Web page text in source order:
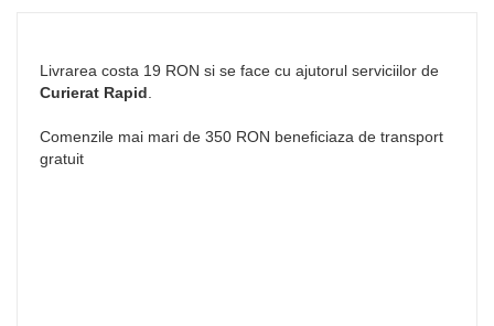
Livrarea costa 19 RON si se face cu ajutorul serviciilor de
Curierat Rapid
Comenzile mai mari de 350 RON beneficiaza de transport
gratuit